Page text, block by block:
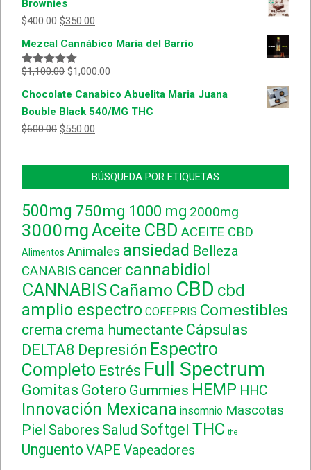
5Brownies
$400.00 $350.00
Mezcal Cannábico Maria del Barrio
Valorado
5
$1,100.00 $1,000.00
Chocolate Canabico Abuelita Maria Juana
Bouble Black 540/MG THC
$600.00 $550.00
BÚSQUEDA POR ETIQUETAS
500mg 750mg 1000 mg 2000mg
3000mgAceite CBD ACEITE CBD
Alimentos Animales ansiedad Belleza
CANABIS cancer cannabidiol
CANNABISCañamo CBD cbd
amplio espectro COFEPRIS Comestibles
crema crema humectante Cápsulas
DELTA8 Depresión Espectro
Completo Estrés Full Spectrum
Gomitas Gotero Gummies HEMP HHC
Innovación Mexicana insomnio Mascotas
Piel Sabores Salud Softgel THC the
Unguento VAPE Vapeadores